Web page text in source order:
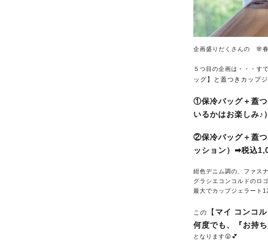
企画盛りだくさんの 🌸
５つ目の企画は・・・す
ッグ】と蓋つきカップ
①保冷バッグ＋蓋つ
いるかはお楽しみ♪
②保冷バッグ＋蓋つ
ッション）➡税込
紺色デニム調の、ファス
グラシエコンコルドのロ
最大でカップジェラート
この 【 マイ コンコ
何度でも、『お持
となります😲💕